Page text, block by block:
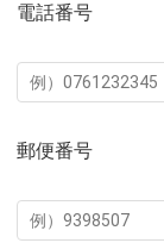
電話番号
郵便番号